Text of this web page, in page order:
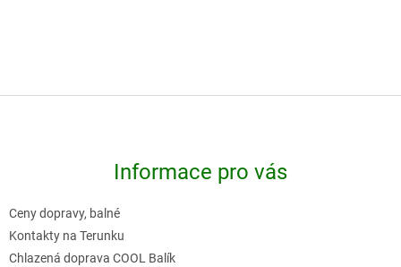
Informace pro vás
Ceny dopravy, balné
Kontakty na Terunku
Chlazená doprava COOL Balík